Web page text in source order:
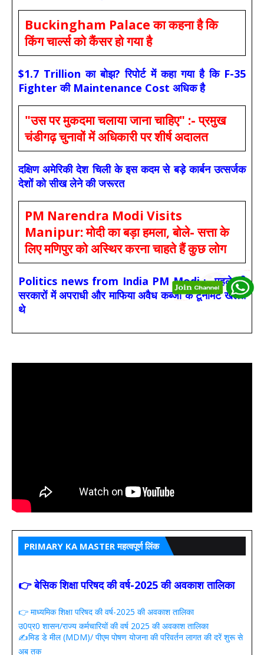
Buckingham Palace का कहना है कि
किंग चार्ल्स को कैंसर हो गया है
$1.7 Trillion का बोझ? रिपोर्ट में कहा गया है कि F-35
Fighter की Maintenance Cost अधिक है
"उस पर मुकदमा चलाया जाना चाहिए" :- प्रमुख
चंडीगढ़ चुनावों में अधिकारी पर शीर्ष अदालत
दक्षिण अमेरिकी देश चिली के इस कदम से बड़े कार्बन उत्सर्जक
देशों को सीख लेने की जरूरत
PM Narendra Modi Visits
Manipur: मोदी का बड़ा हमला, बोले- सत्ता के
लिए मणिपुर को अस्थिर करना चाहते हैं कुछ लोग
Politics news from India PM Modi :- पहले की
सरकारों में अपराधी और माफिया अवैध कब्जों के टूर्नामेंट खेलते
थे
PRIMARY KA MASTER महत्वपूर्ण लिंक
👉 बेसिक शिक्षा परिषद की वर्ष-2025 की अवकाश तालिका
👉 माध्यमिक शिक्षा परिषद की वर्ष-2025 की अवकाश तालिका
उ0प्र0 शासन/राज्य कर्मचारियों की वर्ष 2025 की अवकाश तालिका
✍️मिड डे मील (MDM)/ पीएम पोषण योजना की परिवर्तन लागत की दरें शुरू से
अब तक